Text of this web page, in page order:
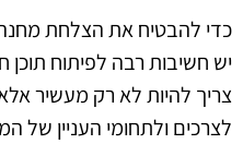
כדי להבטיח את הצלחת
יש חשיבות רבה לפיתוח תוכן
צריך להיות לא רק מעשיר
לצרכים ולתחומי העניין של